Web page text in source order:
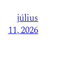
július
11, 2026